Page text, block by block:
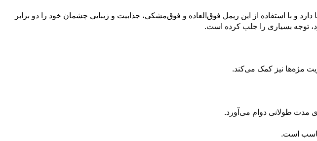
و با استفاده از این ریمل فوق‌العاده و فوق‌مشکی، جذابیت و زیبایی چشمان خود را دو برابر
توجه بسیاری را جلب کرده است.
مژه‌ها نیز کمک می‌کند.
مدت طولانی دوام می‌آورد.
است.